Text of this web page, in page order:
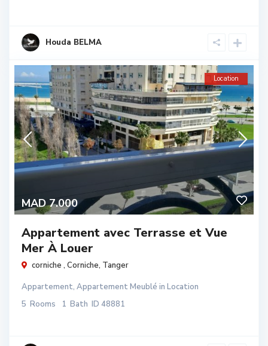
Houda BELMA
MAD 7.000
Location
Appartement avec Terrasse et Vue
Mer À Louer
corniche , Corniche, Tanger
Appartement, Appartement Meublé in Location
5 Rooms 1 Bath ID 48881